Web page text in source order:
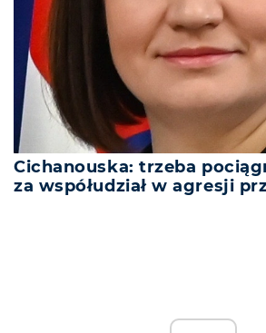
Cichanouska: trzeba
za współudział w agresji